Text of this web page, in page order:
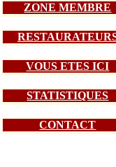
ZONE MEMBRE
VOUS ETES ICI
STATISTIQUES
CONTACT